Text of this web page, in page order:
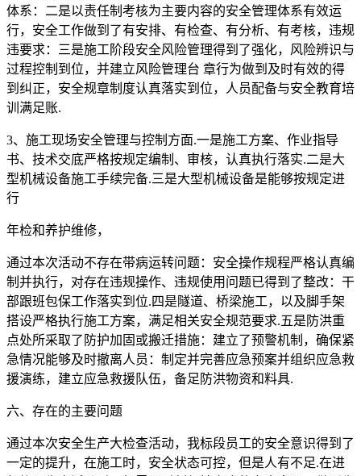
体系：二是以责任制考核为主要内容的安全管理体系有效运
行，安全工作做到了有安排、有检查、有分析、有考核，违规
违要求：三是施工阶段安全风险管理得到了强化，风险辨识与
过程控制到位，并建立风险管理台 章行为做到及时有效的得
到纠正，安全规章制度认真落实到位，人员配备与安全教育培
训满足账.
3、施工现场安全管理与控制方面.一是施工方案、作业指导
书、技术交底严格按规定编制、审核，认真执行落实.二是大
型机械设备施工手续完备.三是大型机械设备是能够按规定进
行
年检和养护维修，
通过本次活动不存在带病运转问题：安全操作规程严格认真编
制并执行，对存在违规操作、违规使用问题已得到了整改：干
部跟班包保工作落实到位.四是隧道、桥梁施工，以及脚手架
搭设严格执行施工方案，满足相关安全规范要求.五是防洪重
点处所采取了防护加固或搬迁措施：建立了预警机制，确保紧
急情况能够及时撤离人员：制定并完善应急预案并组织应急救
援演练，建立应急救援队伍，备足防洪物资和料具.
六、存在的主要问题
通过本次安全生产大检查活动，我标段员工的安全意识得到了
一定的提升，在施工时，安全状态可控，但是人有不足.在进